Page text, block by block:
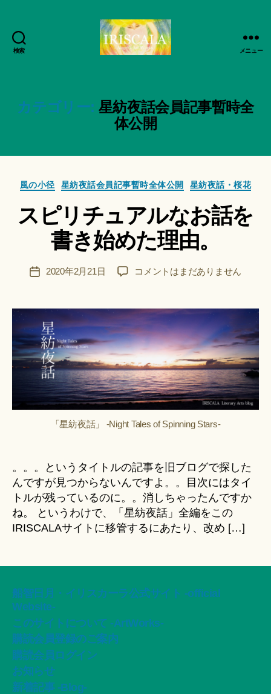
検索
日
月
活
記
作
品
集-
IRISCALA
メニュー
カテゴリー: 星紡夜話会員記事暫時全
体公開
カ
ゴ
リ
ー
風の小径 星紡夜話会員記事暫時全体公開 星紡夜話・桜花
スピリチュアルなお話を
書き始めた理由。
投
成
:
智
日
月
＊
Hi
ts
ki
＊
投
2020年2月21日
ス
チ
ア
ル
な
お
話
を
た
理
由。
へ
の
コメントはまだありません
「星紡夜話」 -Night Tales of Spinning Stars-
。。。というタイトルの記事を旧ブログで探した
んですが見つからないんですよ。。目次にはタイ
トルが残っているのに。。消しちゃったんですか
ね。 というわけで、「星紡夜話」全編をこの
IRISCALAサイトに移管するにあたり、改め […]
船智日月・イリスカーラ公式サイト -official
Website-
このサイトについて -ArtWorks-
購読会員登録のご案内
購読会員ログイン
お知らせ
新着記事 -Blog-